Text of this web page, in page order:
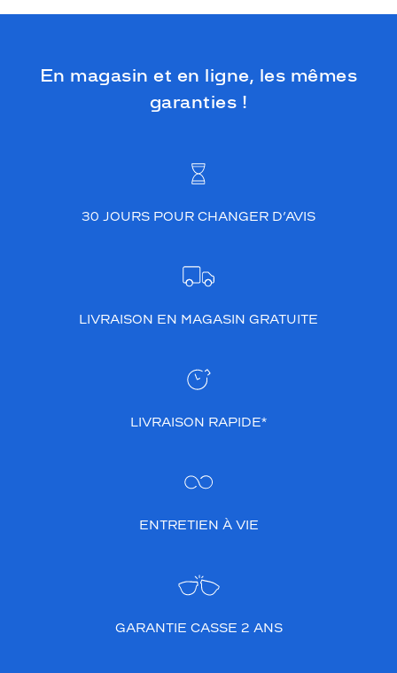
En magasin et en ligne, les mêmes
garanties !
30 JOURS POUR CHANGER D’AVIS
LIVRAISON EN MAGASIN GRATUITE
LIVRAISON RAPIDE*
ENTRETIEN À VIE
GARANTIE CASSE 2 ANS